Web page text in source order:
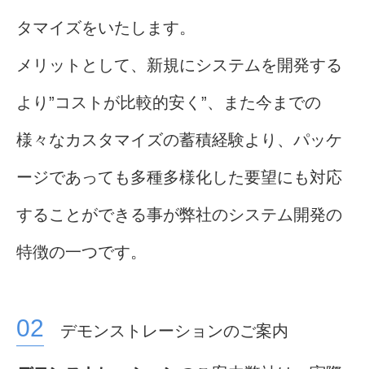
タマイズをいたします。
メリットとして、新規にシステムを開発する
より”コストが比較的安く”、また今までの
様々なカスタマイズの蓄積経験より、パッケ
ージであっても多種多様化した要望にも対応
することができる事が弊社のシステム開発の
特徴の一つです。
デモンストレーションのご案内